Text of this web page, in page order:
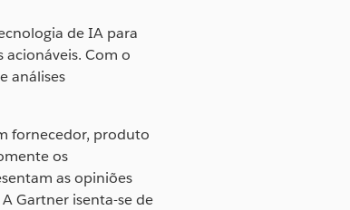
de IA para
Com o
análises
fornecedor, produto
os
as opiniões
Gartner isenta-se de